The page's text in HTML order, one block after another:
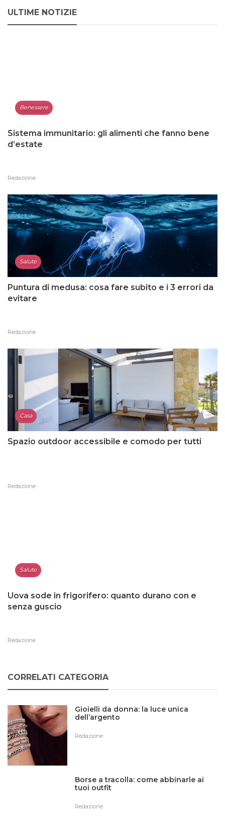
ULTIME NOTIZIE
Benessere
Sistema immunitario: gli alimenti che fanno bene
d’estate
Redazione
Salute
Puntura di medusa: cosa fare subito e i 3 errori da
evitare
Redazione
Casa
Spazio outdoor accessibile e comodo per tutti
Redazione
Salute
Uova sode in frigorifero: quanto durano con e
senza guscio
Redazione
CORRELATI CATEGORIA
Gioielli da donna: la luce unica
dell’argento
Redazione
Borse a tracolla: come abbinarle ai
tuoi outfit
Redazione